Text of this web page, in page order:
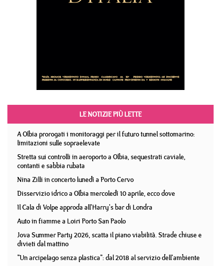
LE NOTIZIE PIÙ LETTE
A Olbia prorogati i monitoraggi per il futuro tunnel sottomarino:
limitazioni sulle sopraelevate
Stretta sui controlli in aeroporto a Olbia, sequestrati caviale,
contanti e sabbia rubata
Nina Zilli in concerto lunedì a Porto Cervo
Disservizio idrico a Olbia mercoledì 10 aprile, ecco dove
Il Cala di Volpe approda all'Harry's bar di Londra
Auto in fiamme a Loiri Porto San Paolo
Jova Summer Party 2026, scatta il piano viabilità. Strade chiuse e
divieti dal mattino
"Un arcipelago senza plastica": dal 2018 al servizio dell'ambiente